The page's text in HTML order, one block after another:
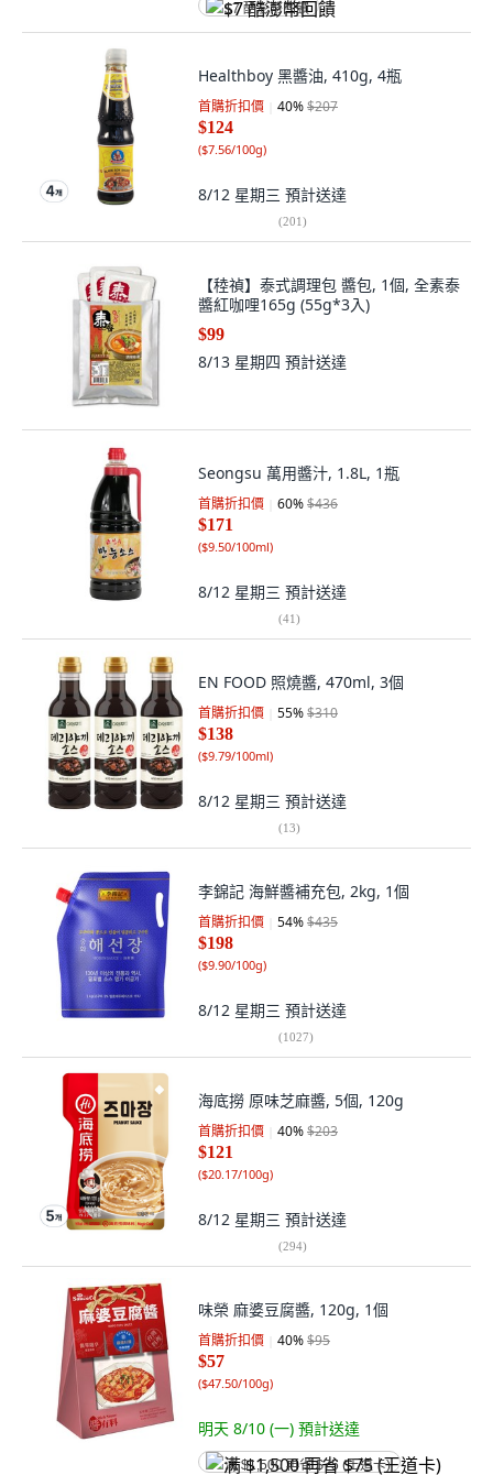
$7 酷澎幣回饋
Healthboy 黑醬油, 410g, 4瓶
首購折扣價 40%$207
$124
($7.56/100g)
8/12 星期三 預計送達
(201)
【稑禎】泰式調理包 醬包, 1個, 全素泰
醬紅咖哩165g (55g*3入)
$99
8/13 星期四 預計送達
Seongsu 萬用醬汁, 1.8L, 1瓶
首購折扣價 60%$436
$171
($9.50/100ml)
8/12 星期三 預計送達
(41)
EN FOOD 照燒醬, 470ml, 3個
首購折扣價 55%$310
$138
($9.79/100ml)
8/12 星期三 預計送達
(13)
李錦記 海鮮醬補充包, 2kg, 1個
首購折扣價 54%$435
$198
($9.90/100g)
8/12 星期三 預計送達
(1027)
海底撈 原味芝麻醬, 5個, 120g
首購折扣價 40%$203
$121
($20.17/100g)
8/12 星期三 預計送達
(294)
味榮 麻婆豆腐醬, 120g, 1個
首購折扣價 40%$95
$57
($47.50/100g)
明天 8/10 (一) 預計送達
满 $1,500 再省 $75 (王道卡)